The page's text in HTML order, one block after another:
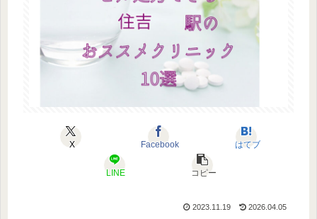
X Facebook はてブ
LINE コピー
2023.11.19 2026.04.05